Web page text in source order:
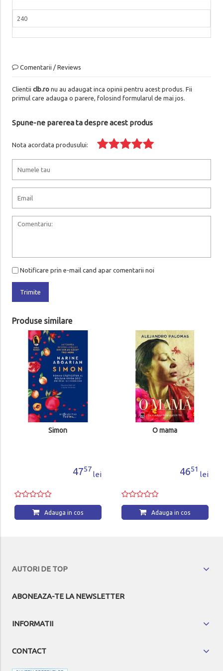
240
Comentarii / Reviews
Clientii clb.ronu au adaugat inca opinii pentru acest produs. Fii
primul care adauga o parere, folosind formularul de mai jos.
Spune-ne parerea ta despre acest produs
Nota acordata produsului:
Notificare prin e-mail cand apar comentarii noi
Trimite
Produse similare
Adauga in cos
Barbatul care voia
iubit si motanul
indragostit de
Adauga in
AUTORI DE TOP
ABONEAZA-TE LA NEWSLETTER
INFORMATII
CONTACT